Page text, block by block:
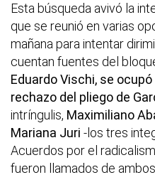
Esta búsqueda avivó la
que se reunió en varias
mañana para intentar
cuentan fuentes del
Eduardo Vischi, se
rechazo del pliego de
intríngulis, Maximiliano
Mariana Juri -los tres
Acuerdos por el
fueron llamados de